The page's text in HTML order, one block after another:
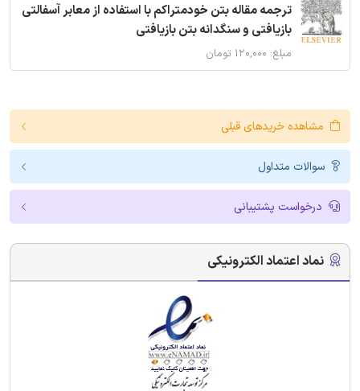
ترجمه مقاله بتن خودمتراکم با استفاده از معابر آسفالتی
بازیافتی و سنگدانه بتن بازیافتی
مبلغ: ۱۲۰,۰۰۰ تومان
مشاهده خریدهای قبلی
سوالات متداول
درخواست پشتیبانی
نماد اعتماد الکترونیکی